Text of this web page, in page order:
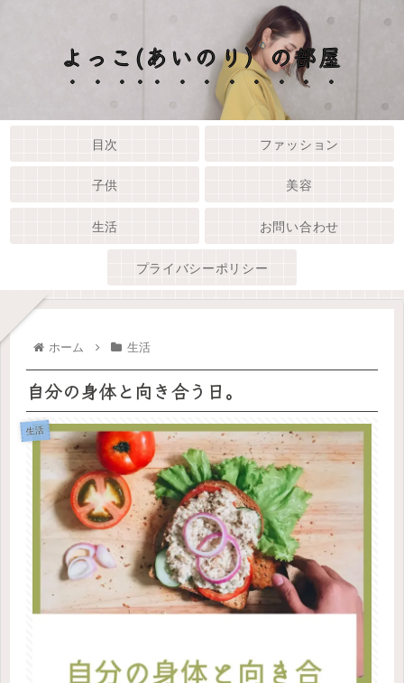
よっこ(あいのり）の部屋
目次 ファッション
子供 美容
生活 お問い合わせ
プライバシーポリシー
ホーム 生活
自分の身体と向き合う日。
生活